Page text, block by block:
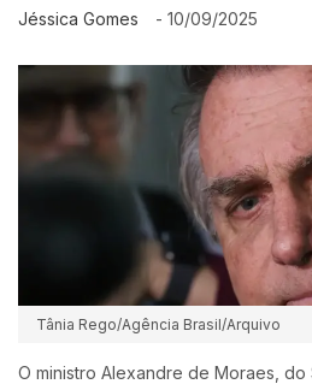
Jéssica Gomes - 10/09/2025
Tânia Rego/Agência Brasil/Arquivo
O ministro Alexandre de Moraes, do